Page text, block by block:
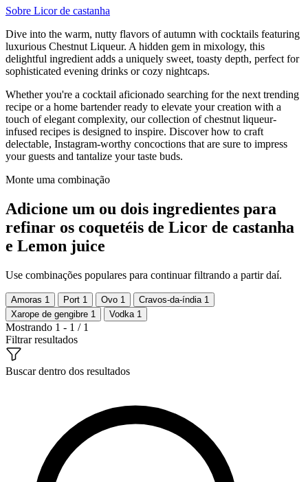
Sobre Licor de castanha
Dive into the warm, nutty flavors of autumn with cocktails featuring
luxurious Chestnut Liqueur. A hidden gem in mixology, this
delightful ingredient adds a uniquely sweet, toasty depth, perfect for
sophisticated evening drinks or cozy nightcaps.
Whether you're a cocktail aficionado searching for the next trending
recipe or a home bartender ready to elevate your creation with a
touch of elegant complexity, our collection of chestnut liqueur-
infused recipes is designed to inspire. Discover how to craft
delectable, Instagram-worthy concoctions that are sure to impress
your guests and tantalize your taste buds.
Monte uma combinação
Adicione um ou dois ingredientes para
refinar os coquetéis de Licor de castanha
e Lemon juice
Use combinações populares para continuar filtrando a partir daí.
Amoras 1 Port 1 Ovo 1 Cravos-da-índia 1
Xarope de gengibre 1 Vodka 1
Mostrando 1 - 1 / 1
Filtrar resultados
Buscar dentro dos resultados